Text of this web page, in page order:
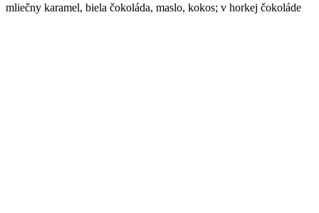
mliečny karamel, biela čokoláda, maslo, kokos; v horkej čokoláde